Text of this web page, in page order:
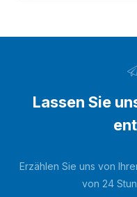
Lassen Sie
Erzählen Sie uns von
von 24